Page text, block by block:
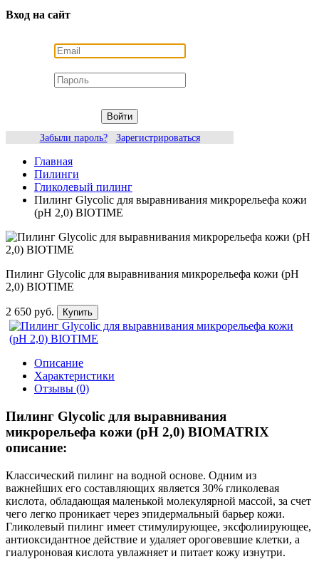
Вход на сайт
Войти
Забыли пароль?
Зарегистрироваться
Главная
Пилинги
Гликолевый пилинг
Пилинг Glycolic для выравнивания микрорельефа кожи
(рН 2,0) BIOTIME
Пилинг Glycolic для выравнивания микрорельефа кожи (рН
2,0) BIOTIME
2 650 руб. Купить
Описание
Характеристики
Отзывы (0)
Пилинг Glycolic для выравнивания
микрорельефа кожи (рН 2,0) BIOMATRIX
описание:
Классический пилинг на водной основе. Одним из
важнейших его составляющих является 30% гликолевая
кислота, обладающая маленькой молекулярной массой, за счет
чего легко проникает через эпидермальный барьер кожи.
Гликолевый пилинг имеет стимулирующее, эксфолиирующее,
антиоксидантное действие и удаляет ороговевшие клетки, а
гиалуроновая кислота увлажняет и питает кожу изнутри.